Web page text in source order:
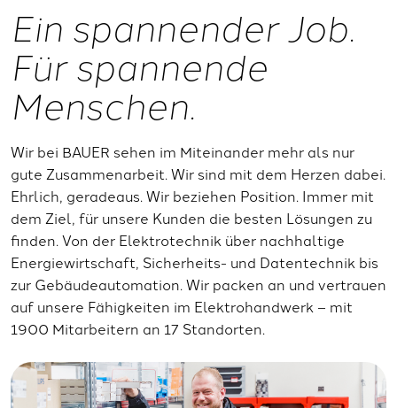
Ein spannender Job.
Für spannende
Menschen.
Wir bei BAUER sehen im Miteinander mehr als nur
gute Zusammenarbeit. Wir sind mit dem Herzen dabei.
Ehrlich, geradeaus. Wir beziehen Position. Immer mit
dem Ziel, für unsere Kunden die besten Lösungen zu
finden. Von der Elektrotechnik über nachhaltige
Energiewirtschaft, Sicherheits- und Datentechnik bis
zur Gebäudeautomation. Wir packen an und vertrauen
auf unsere Fähigkeiten im Elektrohandwerk – mit
1900 Mitarbeitern an 17 Standorten.